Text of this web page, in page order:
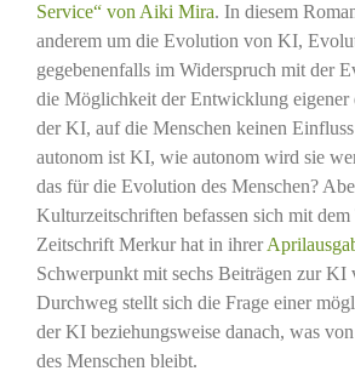
Service“ von Aiki Mira. In diesem
anderem um die Evolution von KI,
gegebenenfalls im Widerspruch mit der
die Möglichkeit der Entwicklung eigener
der KI, auf die Menschen keinen
autonom ist KI, wie autonom wird sie
das für die Evolution des Menschen?
Kulturzeitschriften befassen sich mit
Zeitschrift Merkur hat in ihrer
Schwerpunkt mit sechs Beiträgen zur KI
Durchweg stellt sich die Frage einer
der KI beziehungsweise danach, was
des Menschen bleibt.